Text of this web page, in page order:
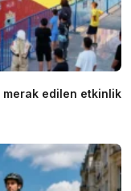
merak edilen etkinlik